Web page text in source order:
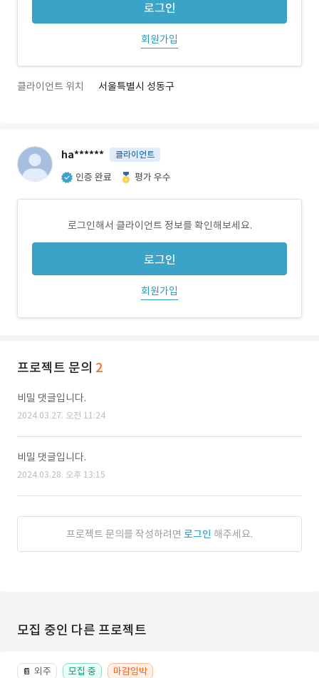
로그인
회원가입
클라이언트 위치 서울특별시 성동구
ha****** 클라이언트
인증 완료 평가 우수
로그인해서 클라이언트 정보를 확인해보세요.
로그인
회원가입
프로젝트 문의 2
비밀 댓글입니다.
2024.03.27. 오전 11:24
비밀 댓글입니다.
2024.03.28. 오후 13:15
프로젝트 문의를 작성하려면 로그인 해주세요.
모집 중인 다른 프로젝트
📔 외주 모집 중 마감임박